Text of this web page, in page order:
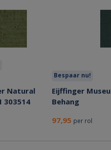
Natural
303514
Bespaar nu!
Eijffinger
Behang
97,95 per rol